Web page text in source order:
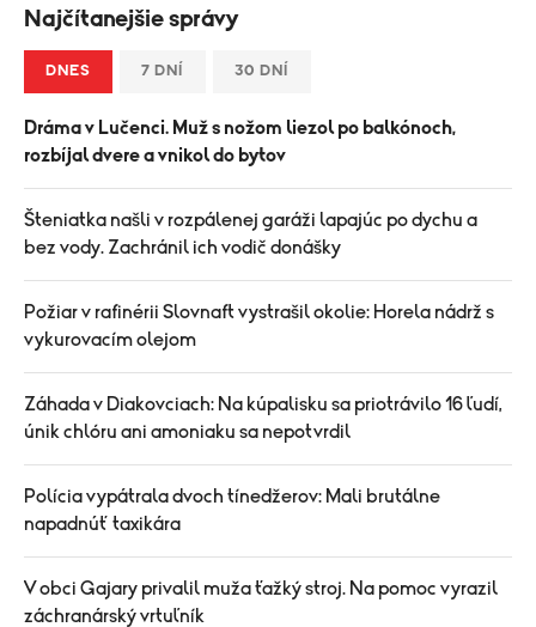
Najčítanejšie správy
DNES 7 DNÍ 30 DNÍ
Dráma v Lučenci. Muž s nožom liezol po balkónoch,
rozbíjal dvere a vnikol do bytov
Šteniatka našli v rozpálenej garáži lapajúc po dychu a
bez vody. Zachránil ich vodič donášky
Požiar v rafinérii Slovnaft vystrašil okolie: Horela nádrž s
vykurovacím olejom
Záhada v Diakovciach: Na kúpalisku sa priotrávilo 16 ľudí,
únik chlóru ani amoniaku sa nepotvrdil
Polícia vypátrala dvoch tínedžerov: Mali brutálne
napadnúť taxikára
V obci Gajary privalil muža ťažký stroj. Na pomoc vyrazil
záchranárský vrtuľník